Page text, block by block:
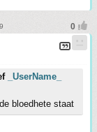
_UserName_
bloedhete staat